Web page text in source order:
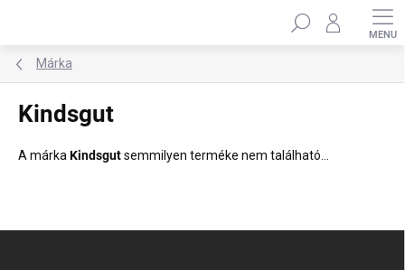
tartalomhoz
Keresés
Márka
Kindsgut
A márka Kindsgutsemmilyen terméke nem található...